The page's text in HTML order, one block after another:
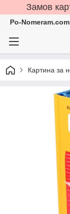
Замов
Po-
Картина за